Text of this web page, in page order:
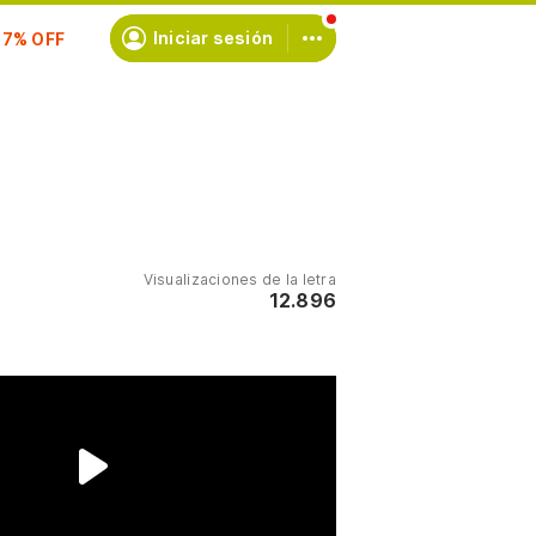
Iniciar sesión
Visualizaciones de la letra
12.896